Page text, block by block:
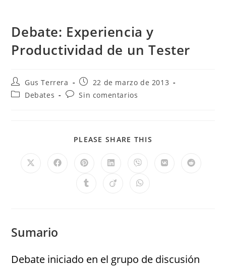
Debate: Experiencia y
Productividad de un Tester
Gus Terrera
22 de marzo de 2013
Debates
Sin comentarios
PLEASE SHARE THIS
Sumario
Debate iniciado en el grupo de discusión